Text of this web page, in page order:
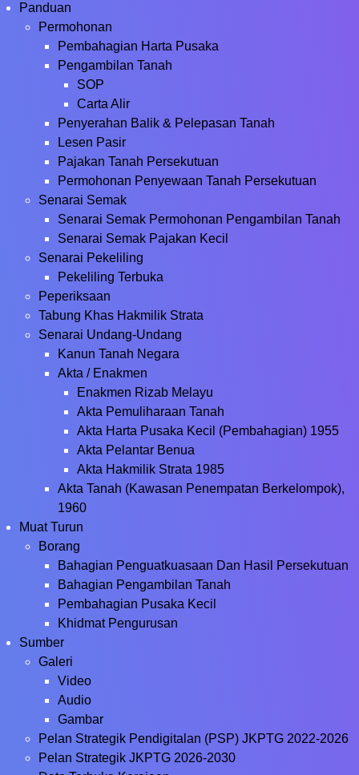
Panduan
Permohonan
Pembahagian Harta Pusaka
Pengambilan Tanah
SOP
Carta Alir
Penyerahan Balik & Pelepasan Tanah
Lesen Pasir
Pajakan Tanah Persekutuan
Permohonan Penyewaan Tanah Persekutuan
Senarai Semak
Senarai Semak Permohonan Pengambilan Tanah
Senarai Semak Pajakan Kecil
Senarai Pekeliling
Pekeliling Terbuka
Peperiksaan
Tabung Khas Hakmilik Strata
Senarai Undang-Undang
Kanun Tanah Negara
Akta / Enakmen
Enakmen Rizab Melayu
Akta Pemuliharaan Tanah
Akta Harta Pusaka Kecil (Pembahagian) 1955
Akta Pelantar Benua
Akta Hakmilik Strata 1985
Akta Tanah (Kawasan Penempatan Berkelompok),
1960
Muat Turun
Borang
Bahagian Penguatkuasaan Dan Hasil Persekutuan
Bahagian Pengambilan Tanah
Pembahagian Pusaka Kecil
Khidmat Pengurusan
Sumber
Galeri
Video
Audio
Gambar
Pelan Strategik Pendigitalan (PSP) JKPTG 2022-2026
Pelan Strategik JKPTG 2026-2030